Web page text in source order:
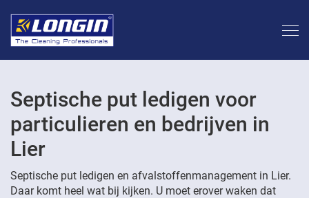
Septische put ledigen voor
particulieren en bedrijven in
Lier
Septische put ledigen en afvalstoffenmanagement in Lier.
Daar komt heel wat bij kijken. U moet erover waken dat